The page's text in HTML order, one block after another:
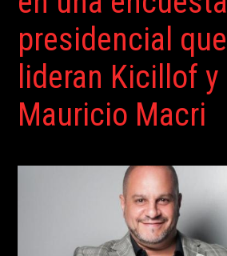
presidencial que
lideran Kicillof y
Mauricio Macri